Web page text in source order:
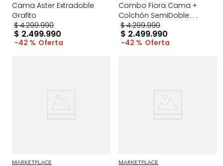
Cama Aster Extradoble
Grafito
$ 4.299.990
$ 2.499.990
42 %
Combo Fiora Cama +
Colchón SemiDoble
Taupe/Cromo
$ 4.299.990
$ 2.499.990
42 %
MARKETPLACE MARKETPLACE